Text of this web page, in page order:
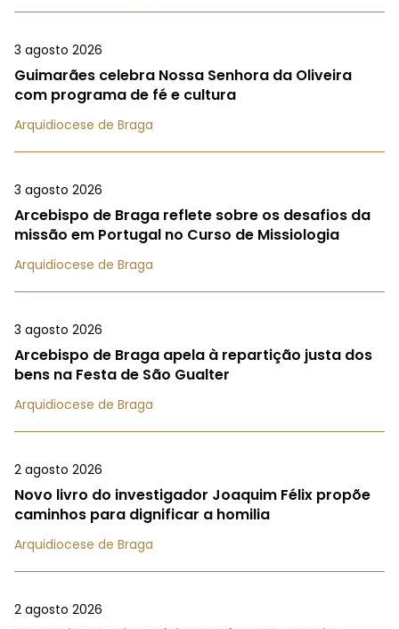
3 agosto 2026
Guimarães celebra Nossa Senhora da Oliveira
com programa de fé e cultura
Arquidiocese de Braga
3 agosto 2026
Arcebispo de Braga reflete sobre os desafios da
missão em Portugal no Curso de Missiologia
Arquidiocese de Braga
3 agosto 2026
Arcebispo de Braga apela à repartição justa dos
bens na Festa de São Gualter
Arquidiocese de Braga
2 agosto 2026
Novo livro do investigador Joaquim Félix propõe
caminhos para dignificar a homilia
Arquidiocese de Braga
2 agosto 2026